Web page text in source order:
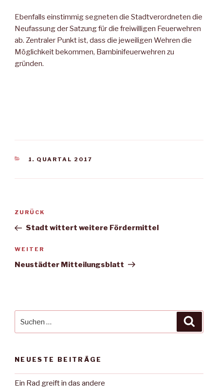
Ebenfalls einstimmig segneten die Stadtverordneten die
Neufassung der Satzung für die freiwilligen Feuerwehren
ab. Zentraler Punkt ist, dass die jeweiligen Wehren die
Möglichkeit bekommen, Bambinifeuerwehren zu
gründen.
KATEGORIEN
1. QUARTAL 2017
Beitragsnavigation
Vorheriger
Beitrag
ZURÜCK
Stadt wittert weitere Fördermittel
Nächster
Beitrag
WEITER
Neustädter Mitteilungsblatt
nach:
NEUESTE BEITRÄGE
Ein Rad greift in das andere